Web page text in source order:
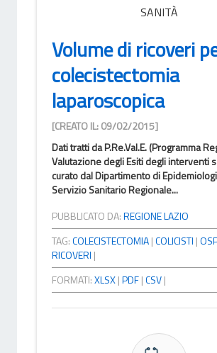
SANITÀ
Volume di ricoveri
colecistectomia
laparoscopica
[CREATO IL: 09/02/2015]
Dati tratti da P.Re.Val.E. (Programma
Valutazione degli Esiti degli interventi
curato dal Dipartimento di
Servizio Sanitario Regionale...
PUBBLICATO DA:REGIONE LAZIO
TAG:COLECISTECTOMIA|COLICISTI |
RICOVERI |
FORMATI:XLSX|PDF|CSV|